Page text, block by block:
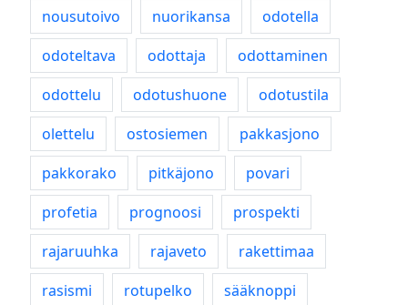
nousutoivo
nuorikansa
odotella
odoteltava
odottaja
odottaminen
odottelu
odotushuone
odotustila
olettelu
ostosiemen
pakkasjono
pakkorako
pitkäjono
povari
profetia
prognoosi
prospekti
rajaruuhka
rajaveto
rakettimaa
rasismi
rotupelko
sääknoppi